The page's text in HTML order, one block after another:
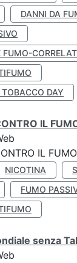
DANNI DA
FUMO-
DAY
IL
IL FUMO
NICOTINA
FUMO
senza